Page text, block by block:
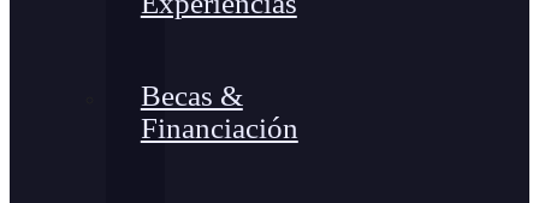
Becas &
Financiación